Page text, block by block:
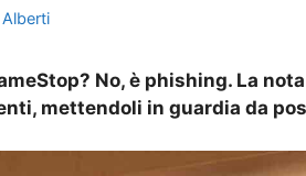
No, è phishing. La
mettendoli in guardia da